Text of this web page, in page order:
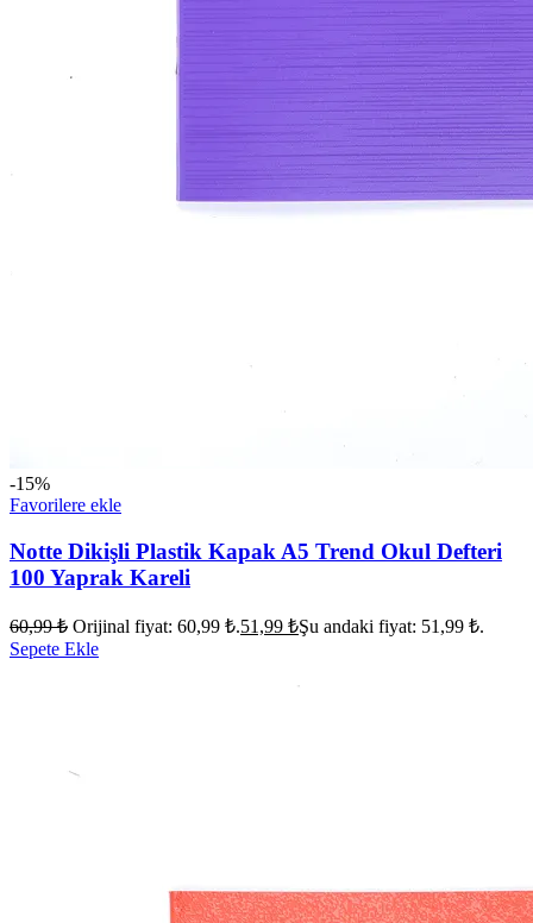
-15%
Favorilere ekle
Notte Dikişli Plastik Kapak A5 Trend Okul Defteri
100 Yaprak Kareli
60,99₺ Orijinal fiyat: 60,99 ₺.51,99 ₺Şu andaki fiyat: 51,99 ₺.
Sepete Ekle